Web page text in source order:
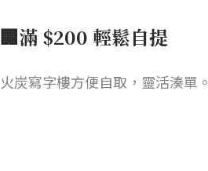
🏢滿 $200 輕鬆自提
火炭寫字樓方便自取，靈活湊單。